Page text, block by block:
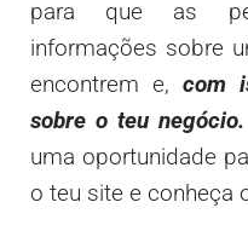
para que as
informações sobre
encontrem e, com
sobre o teu negócio.
uma oportunidade
o teu site e conheça